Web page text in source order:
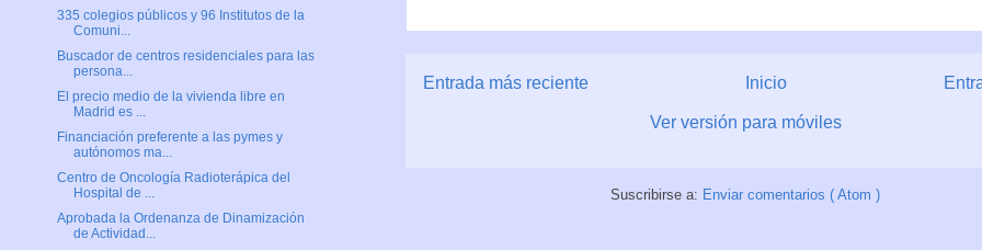
Entrada más reciente Inicio
Ver versión para móviles
Suscribirse a: Enviar comentarios ( Atom )
335 colegios públicos y 96 Institutos de la
Comuni...
Buscador de centros residenciales para las
persona...
El precio medio de la vivienda libre en
Madrid es ...
Financiación preferente a las pymes y
autónomos ma...
Centro de Oncología Radioterápica del
Hospital de ...
Aprobada la Ordenanza de Dinamización
de Actividad...